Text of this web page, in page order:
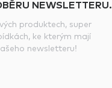
NEWSLETTERU.
produktech, super
ke kterým mají
newsletteru!